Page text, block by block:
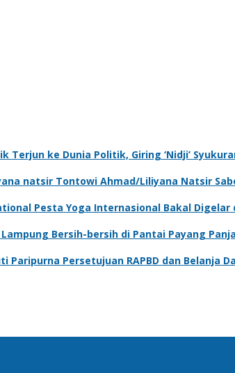
Terjun ke Dunia Politik, Giring ‘Nidji’
Tontowi Ahmad/Liliyana Natsir
Pesta Yoga Internasional Bakal Digelar
Lampung Bersih-bersih di Pantai Payang
Paripurna Persetujuan RAPBD dan Belanja